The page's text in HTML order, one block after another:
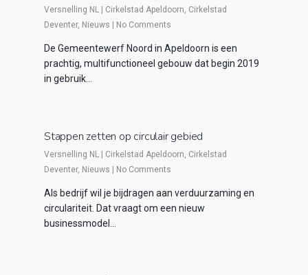
Versnelling NL | Cirkelstad Apeldoorn, Cirkelstad
Deventer, Nieuws | No Comments
De Gemeentewerf Noord in Apeldoorn is een
prachtig, multifunctioneel gebouw dat begin 2019
in gebruik…
Stappen zetten op circulair gebied
Versnelling NL | Cirkelstad Apeldoorn, Cirkelstad
Deventer, Nieuws | No Comments
Als bedrijf wil je bijdragen aan verduurzaming en
circulariteit. Dat vraagt om een nieuw
businessmodel…